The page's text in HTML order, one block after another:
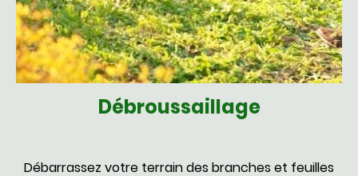
Débroussaillage
Débarrassez votre terrain des branches et feuilles